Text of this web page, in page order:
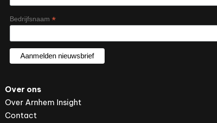
Bedrijfsnaam *
Over ons
Over Arnhem Insight
Contact